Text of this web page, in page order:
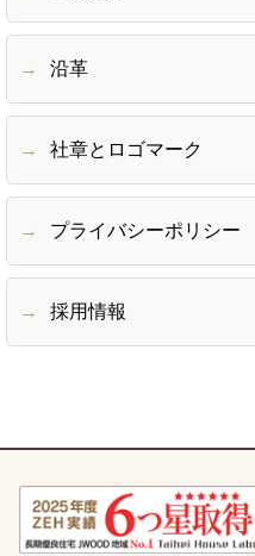
沿革
社章とロゴマーク
プライバシーポリシー
採用情報